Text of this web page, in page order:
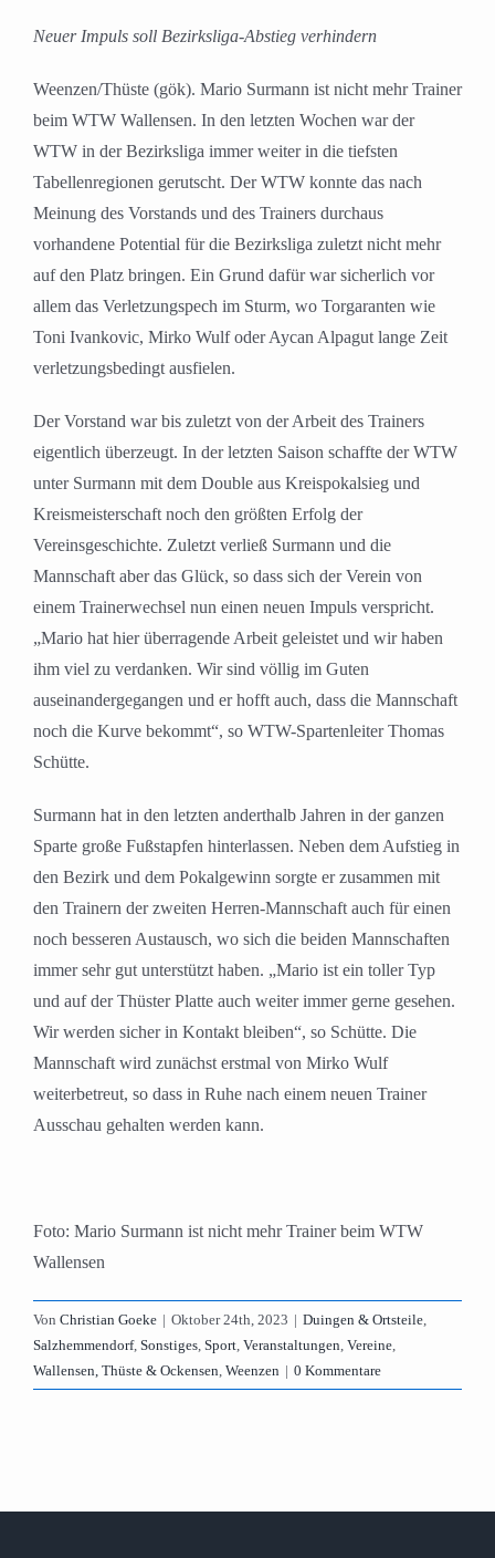
Neuer Impuls soll Bezirksliga-Abstieg verhindern
Weenzen/Thüste (gök). Mario Surmann ist nicht mehr Trainer
beim WTW Wallensen. In den letzten Wochen war der
WTW in der Bezirksliga immer weiter in die tiefsten
Tabellenregionen gerutscht. Der WTW konnte das nach
Meinung des Vorstands und des Trainers durchaus
vorhandene Potential für die Bezirksliga zuletzt nicht mehr
auf den Platz bringen. Ein Grund dafür war sicherlich vor
allem das Verletzungspech im Sturm, wo Torgaranten wie
Toni Ivankovic, Mirko Wulf oder Aycan Alpagut lange Zeit
verletzungsbedingt ausfielen.
Der Vorstand war bis zuletzt von der Arbeit des Trainers
eigentlich überzeugt. In der letzten Saison schaffte der WTW
unter Surmann mit dem Double aus Kreispokalsieg und
Kreismeisterschaft noch den größten Erfolg der
Vereinsgeschichte. Zuletzt verließ Surmann und die
Mannschaft aber das Glück, so dass sich der Verein von
einem Trainerwechsel nun einen neuen Impuls verspricht.
„Mario hat hier überragende Arbeit geleistet und wir haben
ihm viel zu verdanken. Wir sind völlig im Guten
auseinandergegangen und er hofft auch, dass die Mannschaft
noch die Kurve bekommt“, so WTW-Spartenleiter Thomas
Schütte.
Surmann hat in den letzten anderthalb Jahren in der ganzen
Sparte große Fußstapfen hinterlassen. Neben dem Aufstieg in
den Bezirk und dem Pokalgewinn sorgte er zusammen mit
den Trainern der zweiten Herren-Mannschaft auch für einen
noch besseren Austausch, wo sich die beiden Mannschaften
immer sehr gut unterstützt haben. „Mario ist ein toller Typ
und auf der Thüster Platte auch weiter immer gerne gesehen.
Wir werden sicher in Kontakt bleiben“, so Schütte. Die
Mannschaft wird zunächst erstmal von Mirko Wulf
weiterbetreut, so dass in Ruhe nach einem neuen Trainer
Ausschau gehalten werden kann.
Foto: Mario Surmann ist nicht mehr Trainer beim WTW
Wallensen
Von Christian Goeke | Oktober 24th, 2023 | Duingen & Ortsteile
Salzhemmendorf, Sonstiges Sport Veranstaltungen Vereine
Wallensen, Thüste & Ockensen Weenzen | 0 Kommentare